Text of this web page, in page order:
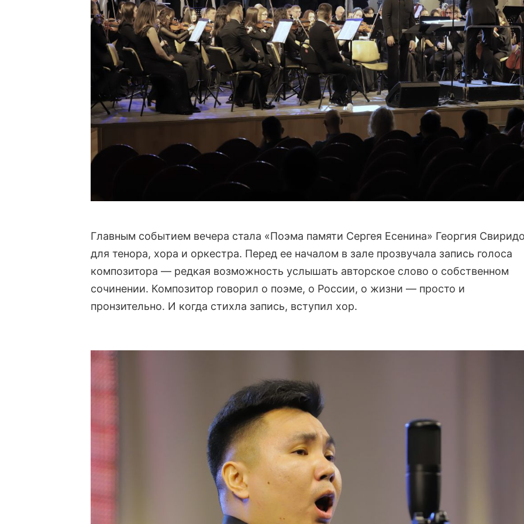
Главным событием вечера стала «Поэма памяти Сергея Есенина» Георгия
для тенора, хора и оркестра. Перед ее началом в зале прозвучала запись голоса
композитора — редкая возможность услышать авторское слово о собственном
сочинении. Композитор говорил о поэме, о России, о жизни — просто и
пронзительно. И когда стихла запись, вступил хор.